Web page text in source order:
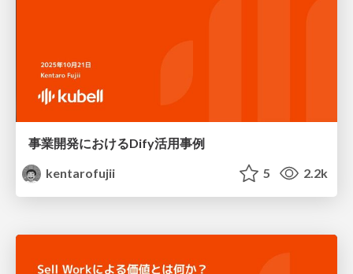
事業開発におけるDify活用事例
kentarofujii
5 2.2k